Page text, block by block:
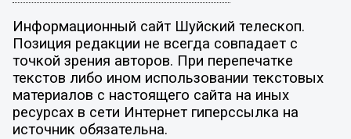
Информационный сайт Шуйский телескоп.
Позиция редакции не всегда совпадает с
точкой зрения авторов. При перепечатке
текстов либо ином использовании текстовых
материалов с настоящего сайта на иных
ресурсах в сети Интернет гиперссылка на
источник обязательна.